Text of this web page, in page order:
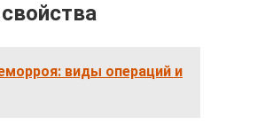
виды операций и